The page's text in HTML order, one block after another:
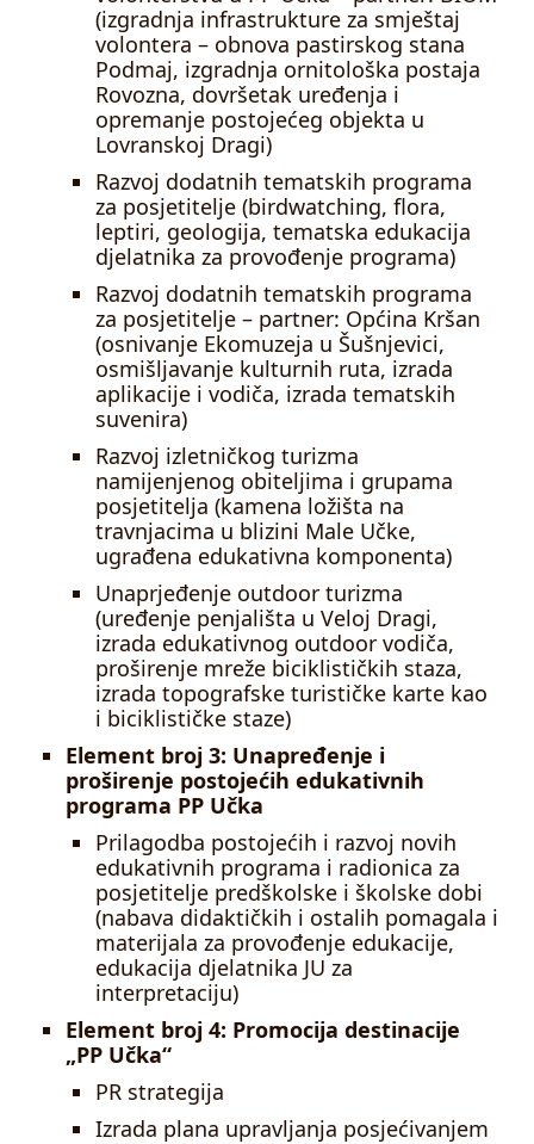
(izgradnja infrastrukture za smještaj
volontera – obnova pastirskog stana
Podmaj, izgradnja ornitološka postaja
Rovozna, dovršetak uređenja i
opremanje postojećeg objekta u
Lovranskoj Dragi)
Razvoj dodatnih tematskih programa
za posjetitelje (birdwatching, flora,
leptiri, geologija, tematska edukacija
djelatnika za provođenje programa)
Razvoj dodatnih tematskih programa
za posjetitelje – partner: Općina Kršan
(osnivanje Ekomuzeja u Šušnjevici,
osmišljavanje kulturnih ruta, izrada
aplikacije i vodiča, izrada tematskih
suvenira)
Razvoj izletničkog turizma
namijenjenog obiteljima i grupama
posjetitelja (kamena ložišta na
travnjacima u blizini Male Učke,
ugrađena edukativna komponenta)
Unaprjeđenje outdoor turizma
(uređenje penjališta u Veloj Dragi,
izrada edukativnog outdoor vodiča,
proširenje mreže biciklističkih staza,
izrada topografske turističke karte kao
i biciklističke staze)
Element broj 3: Unapređenje i
proširenje postojećih edukativnih
programa PP Učka
Prilagodba postojećih i razvoj novih
edukativnih programa i radionica za
posjetitelje predškolske i školske dobi
(nabava didaktičkih i ostalih pomagala i
materijala za provođenje edukacije,
edukacija djelatnika JU za
interpretaciju)
Element broj 4: Promocija destinacije
„PP Učka“
PR strategija
Izrada plana upravljanja posjećivanjem